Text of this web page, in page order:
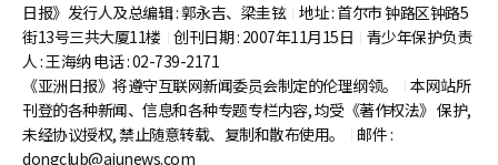
日报》发行人及总编辑 : 郭永吉、梁圭铉 地址 : 首尔市钟路区钟路5
街13号三共大厦11楼 创刊日期 : 2007年11月15日
青少年保护负责
人 : 王海纳 电话 : 02-739-2171
《亚洲日报》将遵守互联网新闻委员会制定的伦理纲领。
本网站所
刊登的各种新闻、信息和各种专题专栏内容, 均受《著作权法》 保护,
未经协议授权, 禁止随意转载、复制和散布使用。
邮件 :
dongclub@ajunews.com